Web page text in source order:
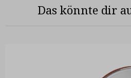
Das könnte dir